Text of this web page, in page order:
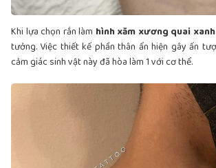
Khi lựa chọn rắn làm hình xăm xương quai
tưởng. Việc thiết kế phần thân ẩn hiện gây ấn
cảm giác sinh vật này đã hòa làm 1 với cơ thể.